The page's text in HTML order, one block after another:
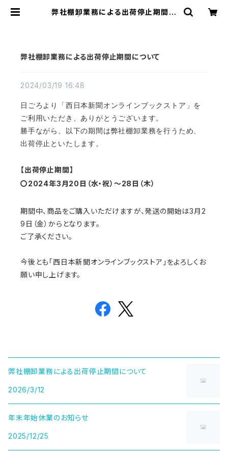
弊社棚卸業務による出荷停止期間に
弊社棚卸業務による出荷停止期間について
2024/03/19 16:48
日ごろより「西日本新聞オンラインブックストア」を
ご利用いただき、ありがとうございます。
勝手ながら、以下の期間は弊社棚卸業務を行うため、
出荷停止といたします。
【出荷停止期間】
〇2024年3月20日（水・祝）～28日（木）
期間中、商品をご購入いただけますが、発送の開始は3月2
9日（金）からとなります。
ご了承ください。
今後とも「西日本新聞オンラインブックストア」をよろしくお
願い申し上げます。
弊社棚卸業務による出荷停止期間について
2026/3/12
年末年始休業のお知らせ
2025/12/25